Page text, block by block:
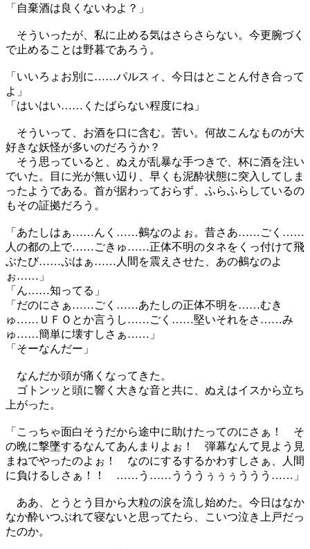
「自棄酒は良くないわよ？」
そういったが、私に止める気はさらさらない。今更腕づく
で止めることは野暮であろう。
「いいろょお別に……パルスィ、今日はとことん付き合って
よ」
「はいはい……くたばらない程度にね」
そういって、お酒を口に含む。苦い。何故こんなものが大
好きな妖怪が多いのだろうか？
そう思っていると、ぬえが乱暴な手つきで、杯に酒を注い
でいた。目に光が無い辺り、早くも泥酔状態に突入してしま
ったようである。首が据わっておらず、ふらふらしているの
もその証拠だろう。
「あたしはぁ……んく……鵺なのよぉ。昔さあ……ごく……
人の都の上で……ごきゅ……正体不明のタネをくっ付けて飛
ぶたび……ぷはぁ……人間を震えさせた、あの鵺なのよ
ぉ……」
「ん……知ってる」
「だのにさぁ……ごく……あたしの正体不明を……むき
ゅ……ＵＦＯとか言うし……ごく……堅いそれをさ……み
ゅ……簡単に壊すしさぁ……」
「そーなんだー」
なんだか頭が痛くなってきた。
ゴトンッと頭に響く大きな音と共に、ぬえはイスから立ち
上がった。
「こっちゃ面白そうだから途中に助けたってのにさぁ！ そ
の晩に撃墜するなんてあんまりよぉ！ 弾幕なんて見よう見
まねでやったのよぉ！ なのにするするかわすしさぁ、人間
に負けるしさぁ！！ ……う……うううぅぅぅううう……」
ああ、とうとう目から大粒の涙を流し始めた。今日はなか
なか酔いつぶれて寝ないと思ってたら、こいつ泣き上戸だっ
たのか。